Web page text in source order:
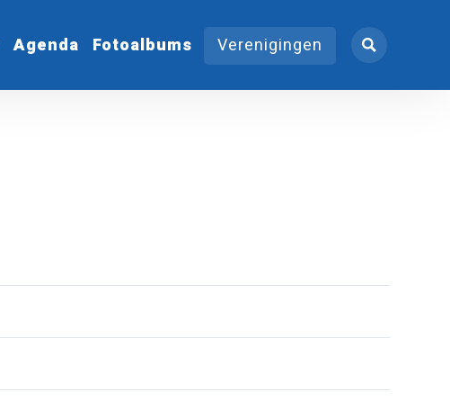
Agenda Fotoalbums Verenigingen